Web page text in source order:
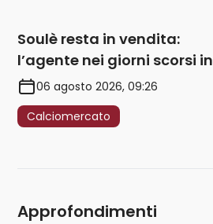
Soulè resta in vendita:
l’agente nei giorni scorsi in
Galles
06 agosto 2026, 09:26
Calciomercato
Approfondimenti